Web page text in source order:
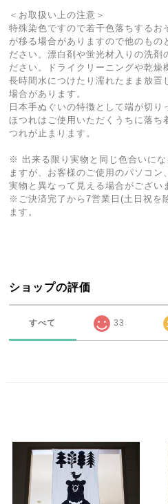
＜お取扱い上の注意＞
特殊染色ですので若干色落ちするお
が移る場合がありますので他のもの
ださい。漂白剤や蛍光材入りの洗剤
ださい。ドライクリーニングや乾燥
長時間水につけたり濡れたまま放置
場合があります。
日本手ぬぐいの特徴として端が切
ほつれはご使用いただくうちに落ち
つれが止まります。
※ 出来る限り実物と同じ色合いにな
ますが、お客様のご使用のパソコン
実物と異なって見える場合がござい
※ご決済完了から7営業日(土日祝を
ます。
ショップの評価
すべて 33